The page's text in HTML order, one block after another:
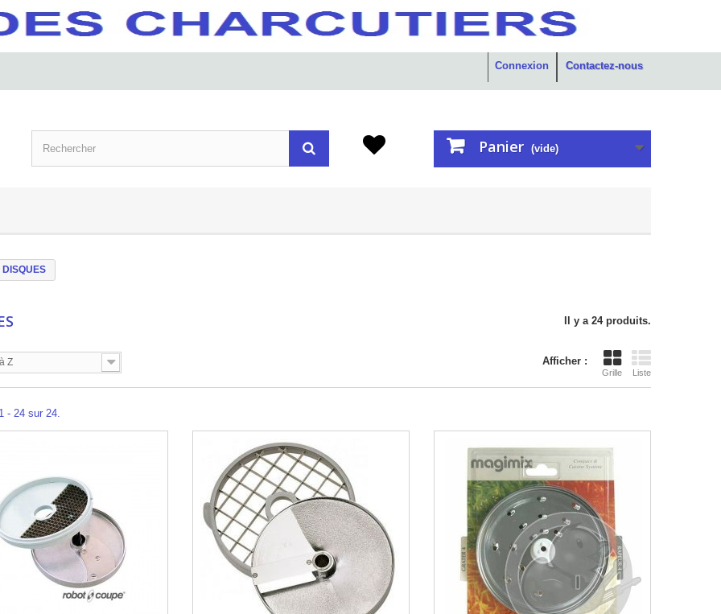
Contactez-nous
Connexion
Panier (vide)
DISQUES
Il y a 24 produits.
Afficher :
Grille Liste
Z
- 24 sur 24.